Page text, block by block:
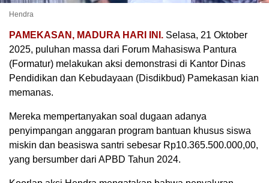
Hendra
PAMEKASAN, MADURA HARI INI. Selasa, 21 Oktober
2025, puluhan massa dari Forum Mahasiswa Pantura
(Formatur) melakukan aksi demonstrasi di Kantor Dinas
Pendidikan dan Kebudayaan (Disdikbud) Pamekasan kian
memanas.
Mereka mempertanyakan soal dugaan adanya
penyimpangan anggaran program bantuan khusus siswa
miskin dan beasiswa santri sebesar Rp10.365.500.000,00,
yang bersumber dari APBD Tahun 2024.